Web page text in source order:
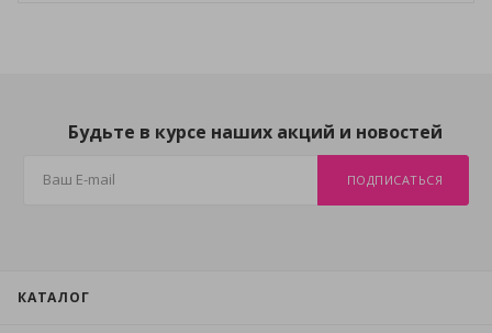
Будьте в курсе наших акций и новостей
ПОДПИСАТЬСЯ
КАТАЛОГ